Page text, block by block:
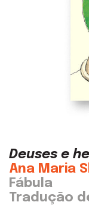
Deuses e
Ana Maria
Fábula
Tradução